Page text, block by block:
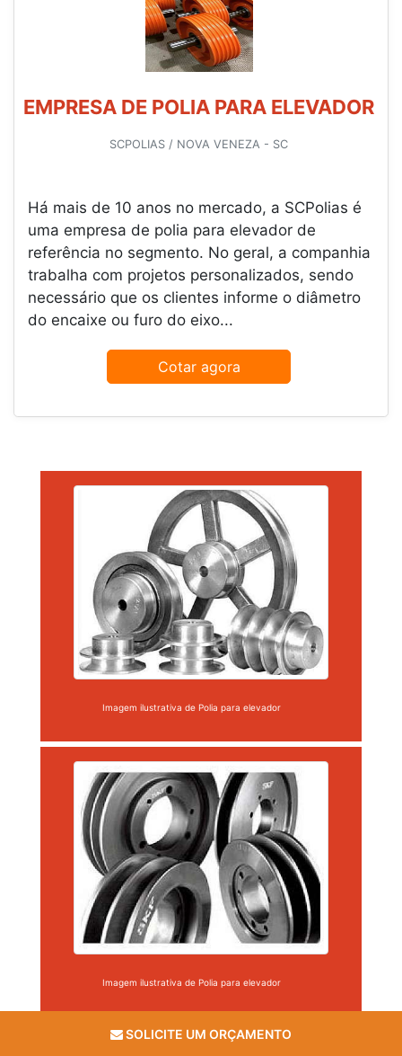
EMPRESA DE POLIA PARA ELEVADOR
SCPOLIAS / NOVA VENEZA - SC
Há mais de 10 anos no mercado, a SCPolias é
uma empresa de polia para elevador de
referência no segmento. No geral, a companhia
trabalha com projetos personalizados, sendo
necessário que os clientes informe o diâmetro
do encaixe ou furo do eixo...
Cotar agora
Imagem ilustrativa de Polia para elevador
Imagem ilustrativa de Polia para elevador
SOLICITE UM ORÇAMENTO